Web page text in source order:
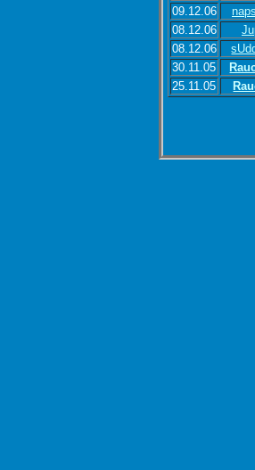
09.12.06
08.12.06
08.12.06
30.11.05
25.11.05